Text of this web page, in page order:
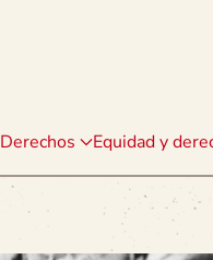
Derechos Equidad y